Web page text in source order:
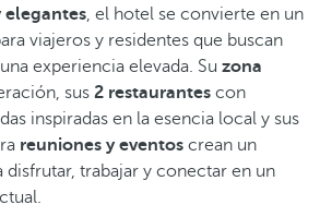
elegantes, el hotel se convierte en un
viajeros y residentes que buscan
experiencia elevada. Su zona
sus 2 restaurantes con
inspiradas en la esencia local y sus
reuniones y eventos crean un
disfrutar, trabajar y conectar en un